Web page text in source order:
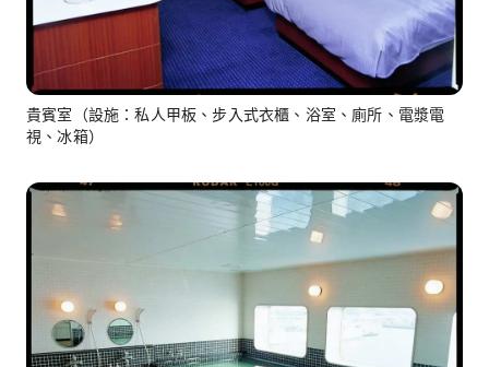
貴賓室（設施：私人甲板、步入式衣櫃、浴室、廁所、電漿電
視、冰箱）